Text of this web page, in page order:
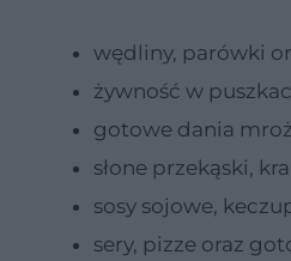
wędliny, parówki
żywność w
gotowe dania
słone przekąski,
sosy sojowe,
sery, pizze oraz